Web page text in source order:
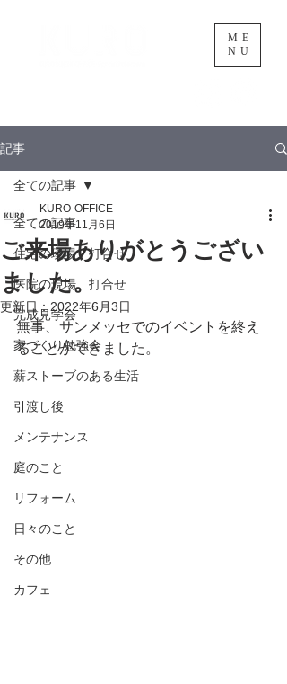
ME
NU
記事
全ての記事
住宅の現場、打合せ
医院の現場、打合せ
完成見学会
家づくり勉強会
薪ストーブのある生活
引渡し後
メンテナンス
庭のこと
リフォーム
日々のこと
その他
カフェ
全ての記事
ご来場ありがとうござい
ました。
KURO-OFFICE
2019年11月6日
更新日：2022年6月3日
無事、サンメッセでのイベントを終え
ることができました。